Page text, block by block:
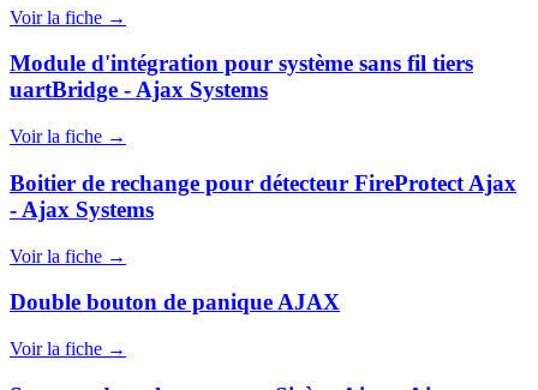
Voir la fiche →
Module d'intégration pour système sans fil tiers
uartBridge - Ajax Systems
Voir la fiche →
Boitier de rechange pour détecteur FireProtect Ajax
- Ajax Systems
Voir la fiche →
Double bouton de panique AJAX
Voir la fiche →